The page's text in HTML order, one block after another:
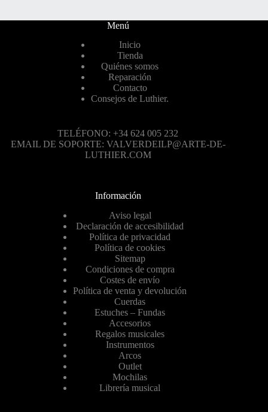
Menú
Inicio
Tienda
Quiénes somos
Reparación
Contacto
Consejos de Luthier.
TELÉFONO: +34 624 005 232
EMAIL DE SOPORTE: VALVERDEILP@ARTE-DE-
LUTHIER.COM
Información
Aviso legal
Declaración de accesibilidad
Política de privacidad
Política de cookies
Sitemap
Condiciones de compra
Costes de envío
Política de venta y devolución
Cuerdas
Estuches – Fundas
Accesorios
Regalos musicales
Instrumentos
Arcos
Outlet
Mochilas
Librería musical